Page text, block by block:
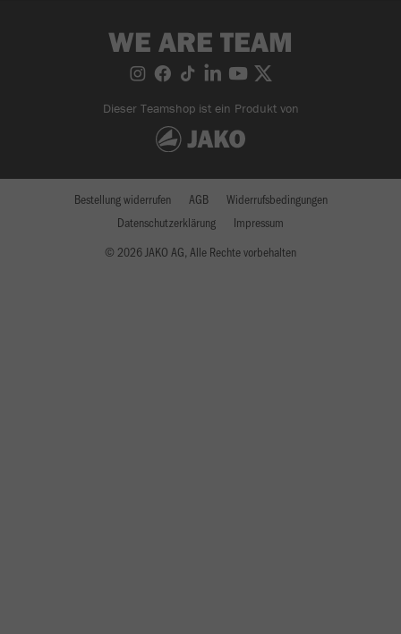
WE ARE TEAM
Dieser Teamshop ist ein Produkt von
© 2026 JAKO AG, Alle Rechte vorbehalten
Bestellung widerrufen AGB
Widerrufsbedingungen
Datenschutzerklärung
Impressum